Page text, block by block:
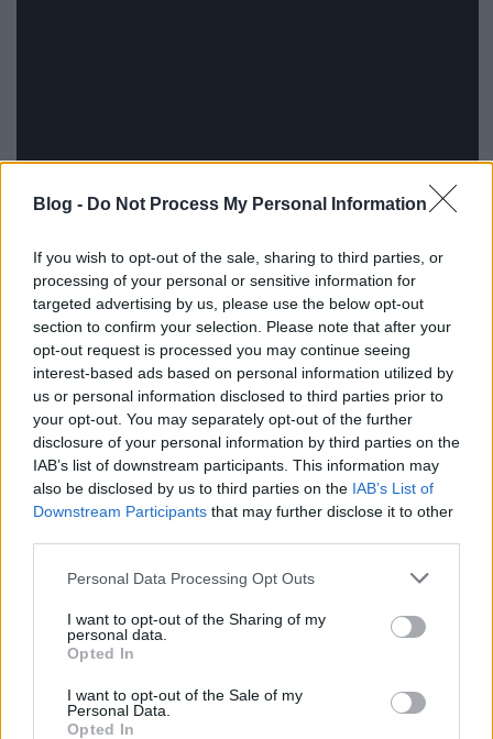
Blog - Do Not Process My Personal Information
If you wish to opt-out of the sale, sharing to third parties, or
processing of your personal or sensitive information for
targeted advertising by us, please use the below opt-out
section to confirm your selection. Please note that after your
opt-out request is processed you may continue seeing
interest-based ads based on personal information utilized by
us or personal information disclosed to third parties prior to
your opt-out. You may separately opt-out of the further
disclosure of your personal information by third parties on the
IAB’s list of downstream participants. This information may
also be disclosed by us to third parties on the IAB’s List of
Downstream Participants that may further disclose it to other
Please note that this website/app uses one or more Google
not limited to your visit or usage behaviour. You may click to
grant or deny consent to Google and its third-party tags to
use your data for below specified purposes in below Google
consent section.
Personal Data Processing Opt Outs
I want to opt-out of the Sharing of my
personal data.
Opted In
I want to opt-out of the Sale of my
Personal Data.
Opted In
Új dalt hozott a1349. A norvég gépezetThe Wolf &
The Kingcímenoktóber 4-énfriss albumot ad majd
tételt. A nem istenfélő istenfaló (bocs!) videója
lentebb található meg. További fontos infó, hogy
Kampfarral közös headliner lemezbemutató turné
Budapestet is érinti majd, a kíváncsi
lelkeket
október 13-án várják majd a
Barba
Negrába.